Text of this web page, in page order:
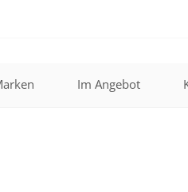
Im Angebot